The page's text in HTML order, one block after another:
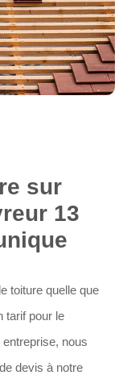
sur
13
toiture quelle que
tarif pour le
nous
devis à notre